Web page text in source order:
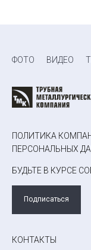
ФОТО ВИДЕО
ПОЛИТИКА
ПЕРСОНАЛЬНЫХ
БУДЬТЕ В КУРСЕ
Подписаться
КОНТАКТЫ